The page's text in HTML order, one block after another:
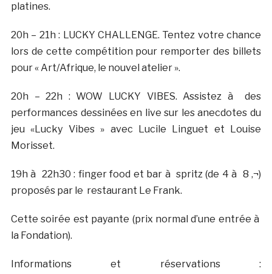
platines.
20h – 21h : LUCKY CHALLENGE. Tentez votre chance
lors de cette compétition pour remporter des billets
pour « Art/Afrique, le nouvel atelier ».
20h – 22h : WOW LUCKY VIBES. Assistez à des
performances dessinées en live sur les anecdotes du
jeu «Lucky Vibes » avec Lucile Linguet et Louise
Morisset.
19h à 22h30 : finger food et bar à spritz (de 4 à 8 ‚¬)
proposés par le restaurant Le Frank.
Cette soirée est payante (prix normal d’une entrée à
la Fondation).
Informations et réservations :